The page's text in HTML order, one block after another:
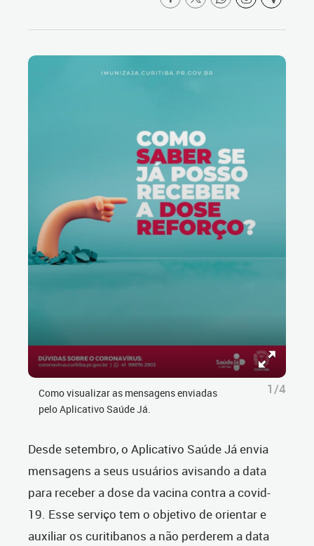
Como visualizar as mensagens enviadas
pelo Aplicativo Saúde Já.
1/4
Desde setembro, o Aplicativo Saúde Já envia
mensagens a seus usuários avisando a data
para receber a dose da vacina contra a covid-
19. Esse serviço tem o objetivo de orientar e
auxiliar os curitibanos a não perderem a data